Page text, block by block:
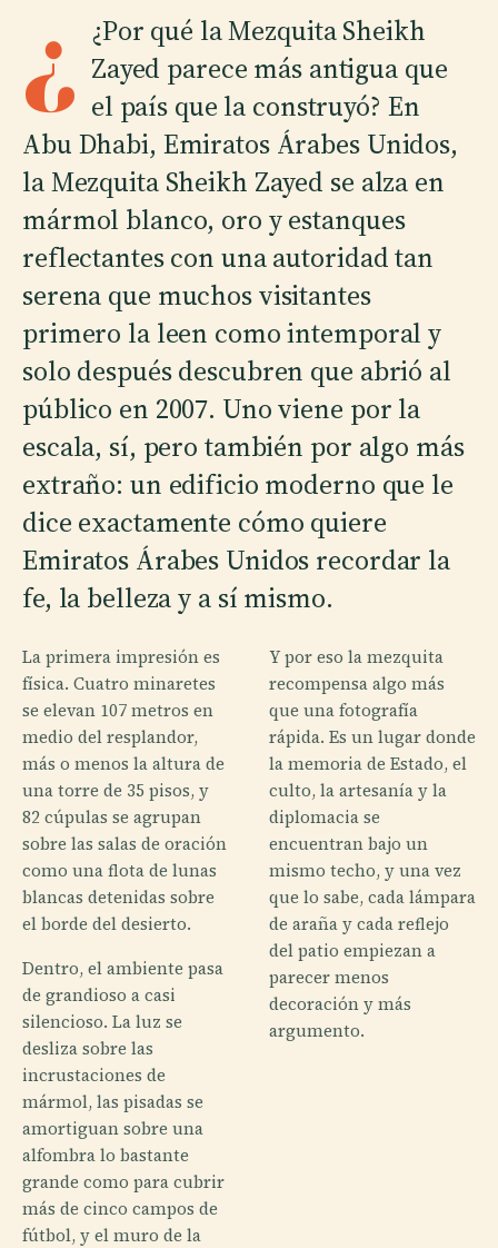
¿ ¿Por qué la Mezquita Sheikh
Zayed parece más antigua que
el país que la construyó? En
Abu Dhabi, Emiratos Árabes Unidos,
la Mezquita Sheikh Zayed se alza en
mármol blanco, oro y estanques
reflectantes con una autoridad tan
serena que muchos visitantes
primero la leen como intemporal y
solo después descubren que abrió al
público en 2007. Uno viene por la
escala, sí, pero también por algo más
extraño: un edificio moderno que le
dice exactamente cómo quiere
Emiratos Árabes Unidos recordar la
fe, la belleza y a sí mismo.
La primera impresión es
física. Cuatro minaretes
se elevan 107 metros en
medio del resplandor,
más o menos la altura de
una torre de 35 pisos, y
82 cúpulas se agrupan
sobre las salas de oración
como una flota de lunas
blancas detenidas sobre
el borde del desierto.
Dentro, el ambiente pasa
de grandioso a casi
silencioso. La luz se
desliza sobre las
incrustaciones de
mármol, las pisadas se
amortiguan sobre una
alfombra lo bastante
grande como para cubrir
más de cinco campos de
fútbol, y el muro de la
Y por eso la mezquita
recompensa algo más
que una fotografía
rápida. Es un lugar donde
la memoria de Estado, el
culto, la artesanía y la
diplomacia se
encuentran bajo un
mismo techo, y una vez
que lo sabe, cada lámpara
de araña y cada reflejo
del patio empiezan a
parecer menos
decoración y más
argumento.